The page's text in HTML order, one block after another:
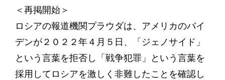
＜再掲開始＞
ロシアの報道機関プラウダは、アメリカのバイ
デンが２０２２年４月５日、「ジェノサイド」
という言葉を拒否し「戦争犯罪」という言葉を
採用してロシアを激しく非難したことを確認し